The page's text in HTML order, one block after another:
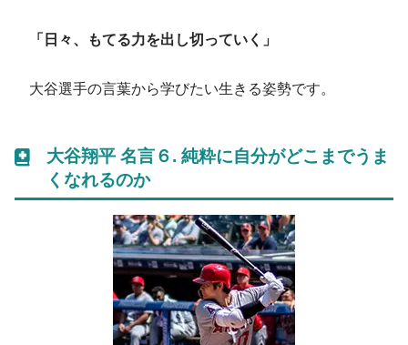
「日々、もてる力を出し切っていく」
大谷選手の言葉から学びたい生きる姿勢です。
大谷翔平 名言６. 純粋に自分がどこまでうま
くなれるのか